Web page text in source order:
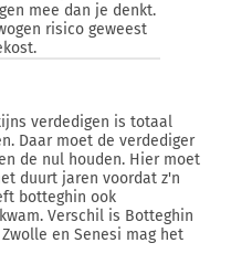
mee dan je denkt.
risico geweest
verdedigen is totaal
Daar moet de verdediger
de nul houden. Hier moet
duurt jaren voordat z'n
botteghin ook
Verschil is Botteghin
en Senesi mag het